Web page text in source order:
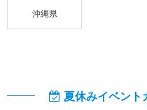
沖縄県
夏休みイベント